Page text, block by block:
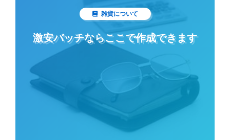
雑貨について
激安バッチならここで作成できます